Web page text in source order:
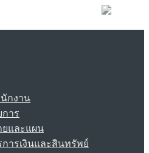
กงาน
าร
และแผน
ารเงินและสินทรัพย์